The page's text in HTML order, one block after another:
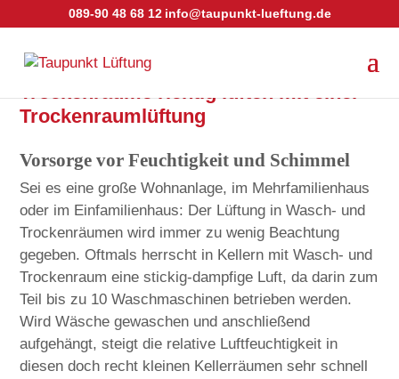
089-90 48 68 12 info@taupunkt-lueftung.de
Trockenräume richtig lüften mit einer
Trockenraumlüftung
Vorsorge vor Feuchtigkeit und Schimmel
Sei es eine große Wohnanlage, im Mehrfamilienhaus
oder im Einfamilienhaus: Der Lüftung in Wasch- und
Trockenräumen wird immer zu wenig Beachtung
gegeben. Oftmals herrscht in Kellern mit Wasch- und
Trockenraum eine stickig-dampfige Luft, da darin zum
Teil bis zu 10 Waschmaschinen betrieben werden.
Wird Wäsche gewaschen und anschließend
aufgehängt, steigt die relative Luftfeuchtigkeit in
diesen doch recht kleinen Kellerräumen sehr schnell